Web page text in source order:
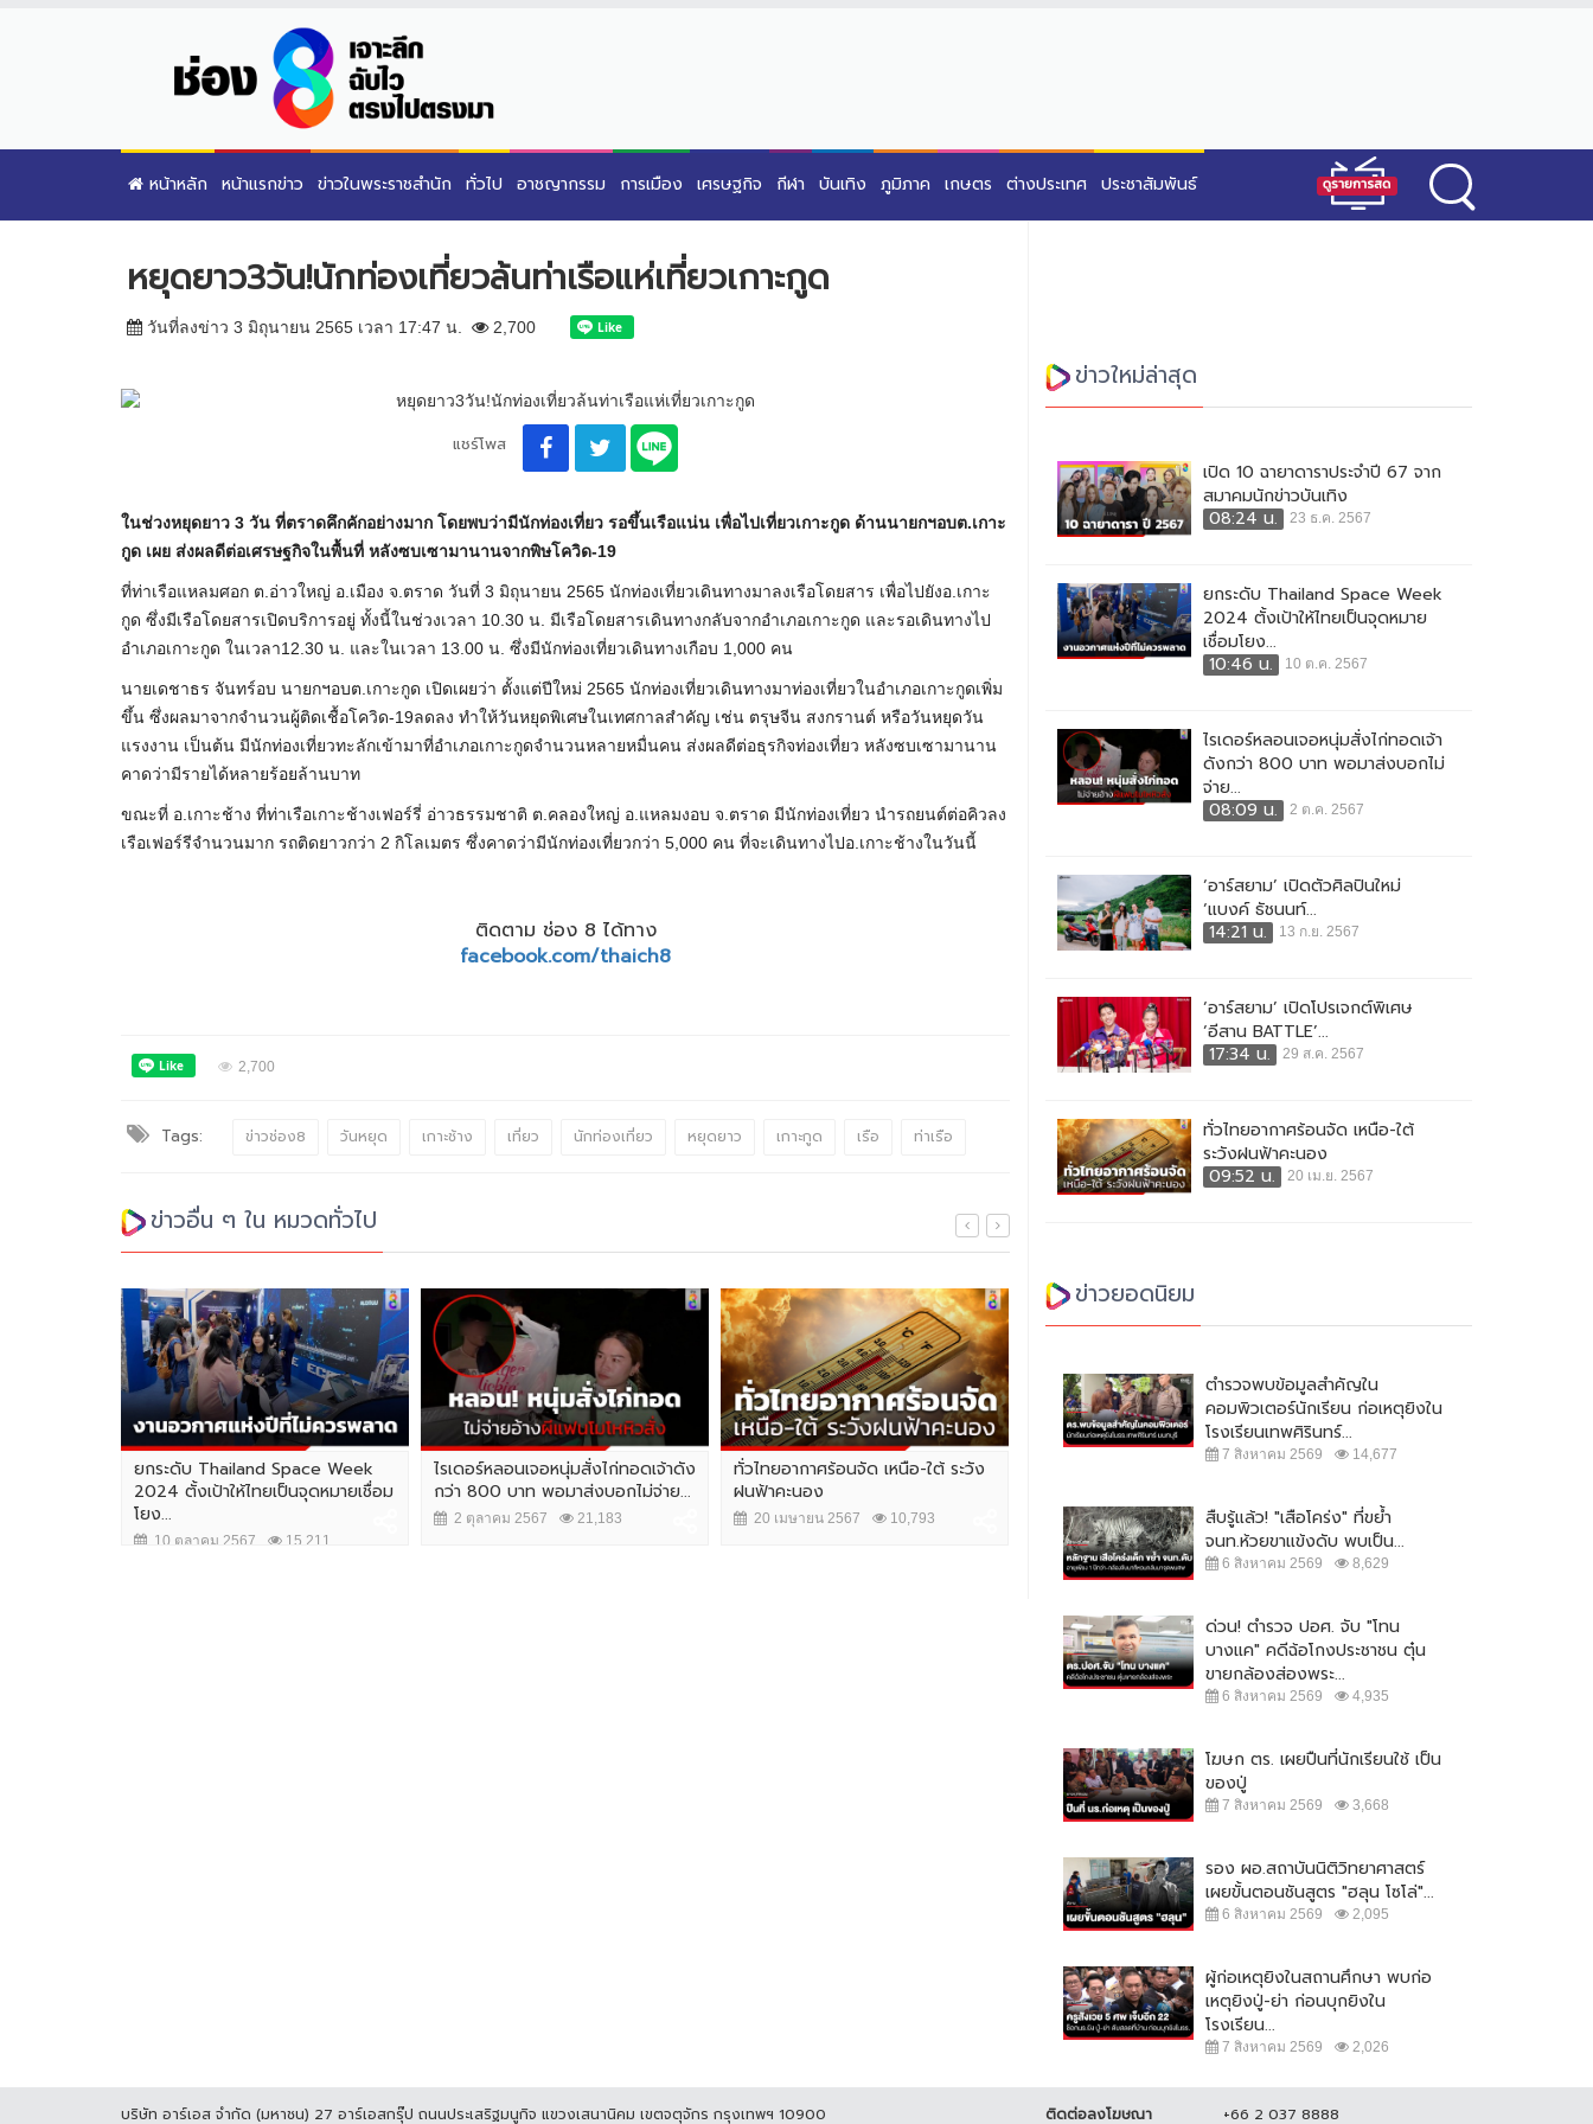
หน้าหลัก หน้าแรกข่าว ข่าวในพระราชสำนัก ทั่วไป อาชญากรรม การเมือง เศรษฐกิจ กีฬา บันเทิง ภูมิภาค เกษตร ต่างประเทศ ประชาสัมพันธ์
หยุดยาว3วัน!นักท่องเที่ยวล้นท่าเรือแห่เที่ยวเกาะกูด
วันที่ลงข่าว 3 มิถุนายน 2565 เวลา 17:47 น. 2,700
แชร์โพส
ในช่วงหยุดยาว 3 วัน ที่ตราดคึกคักอย่างมาก โดยพบว่ามีนักท่องเที่ยว รอขึ้นเรือแน่น เพื่อไปเที่ยวเกาะกูด ด้านนายกฯอบต.เกาะ
กูด เผย ส่งผลดีต่อเศรษฐกิจในพื้นที่ หลังซบเซามานานจากพิษโควิด-19
ที่ท่าเรือแหลมศอก ต.อ่าวใหญ่ อ.เมือง จ.ตราด วันที่ 3 มิถุนายน 2565 นักท่องเที่ยวเดินทางมาลงเรือโดยสาร เพื่อไปยังอ.เกาะ
กูด ซึ่งมีเรือโดยสารเปิดบริการอยู่ ทั้งนี้ในช่วงเวลา 10.30 น. มีเรือโดยสารเดินทางกลับจากอำเภอเกาะกูด และรอเดินทางไป
อำเภอเกาะกูด ในเวลา12.30 น. และในเวลา 13.00 น. ซึ่งมีนักท่องเที่ยวเดินทางเกือบ 1,000 คน
นายเดชาธร จันทร์อบ นายกฯอบต.เกาะกูด เปิดเผยว่า ตั้งแต่ปีใหม่ 2565 นักท่องเที่ยวเดินทางมาท่องเที่ยวในอำเภอเกาะกูดเพิ่ม
ขึ้น ซึ่งผลมาจากจำนวนผู้ติดเชื้อโควิด-19ลดลง ทำให้วันหยุดพิเศษในเทศกาลสำคัญ เช่น ตรุษจีน สงกรานต์ หรือวันหยุดวัน
แรงงาน เป็นต้น มีนักท่องเที่ยวทะลักเข้ามาที่อำเภอเกาะกูดจำนวนหลายหมื่นคน ส่งผลดีต่อธุรกิจท่องเที่ยว หลังซบเซามานาน
คาดว่ามีรายได้หลายร้อยล้านบาท
ขณะที่ อ.เกาะช้าง ที่ท่าเรือเกาะช้างเฟอร์รี่ อ่าวธรรมชาติ ต.คลองใหญ่ อ.แหลมงอบ จ.ตราด มีนักท่องเที่ยว นำรถยนต์ต่อคิวลง
เรือเฟอร์รีจำนวนมาก รถติดยาวกว่า 2 กิโลเมตร ซึ่งคาดว่ามีนักท่องเที่ยวกว่า 5,000 คน ที่จะเดินทางไปอ.เกาะช้างในวันนี้
ติดตาม ช่อง 8 ได้ทาง
facebook.com/thaich8
2,700
Tags: ข่าวช่อง8 วันหยุด เกาะช้าง เที่ยว นักท่องเที่ยว หยุดยาว เกาะกูด เรือ ท่าเรือ
ข่าวอื่น ๆ ใน หมวดทั่วไป
ยกระดับ Thailand Space Week
2024 ตั้งเป้าให้ไทยเป็นจุดหมายเชื่อม
โยง...
10 ตุลาคม 2567 15,211
ไรเดอร์หลอนเจอหนุ่มสั่งไก่ทอดเจ้าดัง
กว่า 800 บาท พอมาส่งบอกไม่จ่าย...
2 ตุลาคม 2567 21,183
ทั่วไทยอากาศร้อนจัด เหนือ-ใต้ ระวัง
ฝนฟ้าคะนอง
20 เมษายน 2567 10,793
ดื่มด่ำส่งท้ายปีกับงาน Beer & Food
17 ธันวาคม 2566 7,952
ประชาชนร้อยละ 41.76 ชี้ ปิดผับตี 2
22 ตุลาคม 2566
ข่าวใหม่ล่าสุด
เปิด 10 ฉายาดาราประจำปี 67 จาก
สมาคมนักข่าวบันเทิง
08:24 น.
23 ธ.ค. 2567
ยกระดับ Thailand Space Week
2024 ตั้งเป้าให้ไทยเป็นจุดหมาย
เชื่อมโยง...
10:46 น.
10 ต.ค. 2567
ไรเดอร์หลอนเจอหนุ่มสั่งไก่ทอดเจ้า
ดังกว่า 800 บาท พอมาส่งบอกไม่
จ่าย...
08:09 น.
2 ต.ค. 2567
‘อาร์สยาม’ เปิดตัวศิลปินใหม่
‘แบงค์ ธัชนนท์...
14:21 น.
13 ก.ย. 2567
‘อาร์สยาม’ เปิดโปรเจกต์พิเศษ
‘อีสาน BATTLE’...
17:34 น.
29 ส.ค. 2567
ทั่วไทยอากาศร้อนจัด เหนือ-ใต้
ระวังฝนฟ้าคะนอง
09:52 น.
20 เม.ย. 2567
ข่าวยอดนิยม
ตำรวจพบข้อมูลสำคัญใน
คอมพิวเตอร์นักเรียน ก่อเหตุยิงใน
โรงเรียนเทพศิรินทร์...
7 สิงหาคม 2569 14,677
สืบรู้แล้ว! "เสือโคร่ง" ที่ขย้ำ
จนท.ห้วยขาแข้งดับ พบเป็น...
6 สิงหาคม 2569 8,629
ด่วน! ตำรวจ ปอศ. จับ "โทน
บางแค" คดีฉ้อโกงประชาชน ตุ๋น
ขายกล้องส่องพระ...
6 สิงหาคม 2569 4,935
โฆษก ตร. เผยปืนที่นักเรียนใช้ เป็น
ของปู่
7 สิงหาคม 2569 3,668
รอง ผอ.สถาบันนิติวิทยาศาสตร์
เผยขั้นตอนชันสูตร "ฮลุน โซโล่"...
6 สิงหาคม 2569 2,095
ผู้ก่อเหตุยิงในสถานศึกษา พบก่อ
เหตุยิงปู่-ย่า ก่อนบุกยิงใน
โรงเรียน...
7 สิงหาคม 2569 2,026
บริษัท อาร์เอส จำกัด (มหาชน) 27 อาร์เอสกรุ๊ป ถนนประเสริฐมนูกิจ แขวงเสนานิคม เขตจตุจักร กรุงเทพฯ 10900
ติดต่อลงโฆษณา
+66 2 037 8888